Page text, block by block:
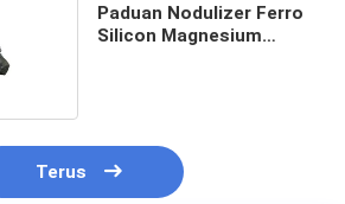
Paduan Nodulizer Ferro
Silicon Magnesium
Terus